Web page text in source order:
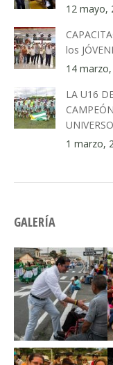
12 mayo,
los
14
LA U16
UNIVERSO
1 marzo,
GALERÍA